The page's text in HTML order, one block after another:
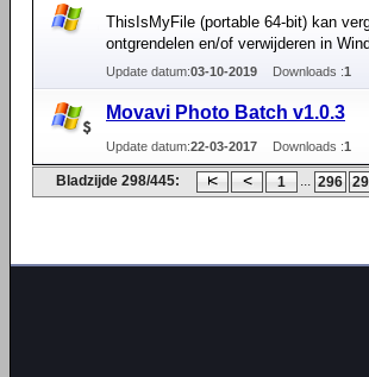
ThisIsMyFile (portable 64-bit) kan
ontgrendelen en/of verwijderen in
Update datum:03-10-2019 Downloads :1
Movavi Photo Batch v1.0.3
Update datum:22-03-2017 Downloads :1
Bladzijde 298/445: 1 ... 296